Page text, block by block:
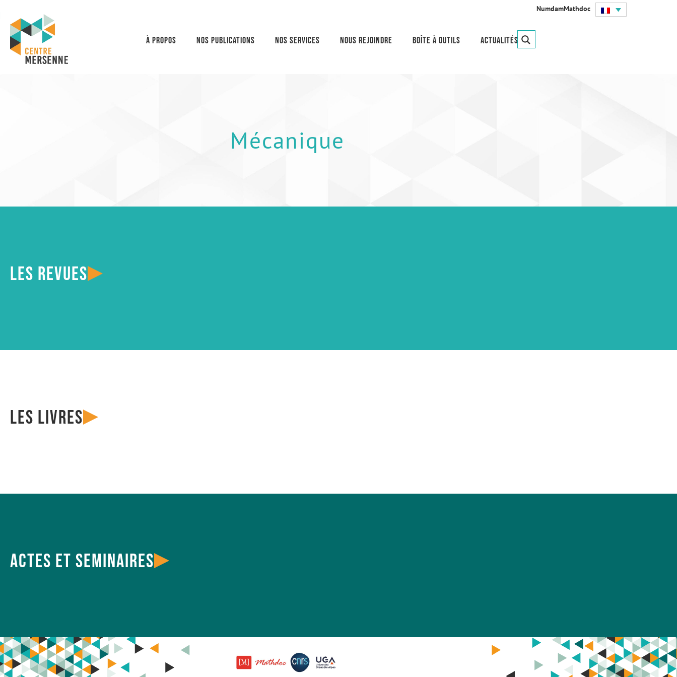
NumdamMathdoc
À propos Nos publications Nos services Nous rejoindre Boîte à outils Actualités
Mécanique
Les revues
Les livres
Actes et seminaires